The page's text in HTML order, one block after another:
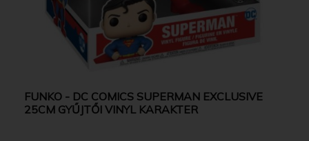
FUNKO - DC COMICS SUPERMAN EXCLUSIVE
25CM GYŰJTŐI VINYL KARAKTER